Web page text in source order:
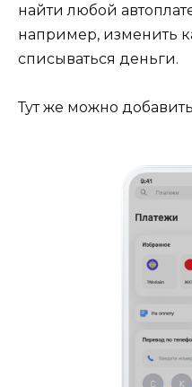
найти любой
например, изменить
списываться деньги.
Тут же можно